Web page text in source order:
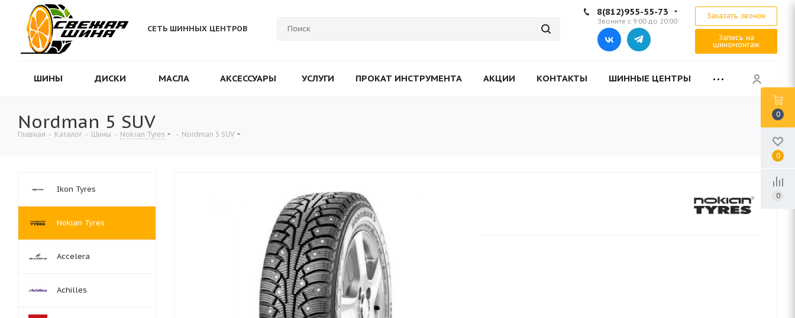
СЕТЬ ШИННЫХ ЦЕНТРОВ
8(812)955-55-73
Звоните с 9:00 до 20:00
Заказать звонок
Запись на
шиномонтаж
ШИНЫ ДИСКИ МАСЛА АКСЕССУАРЫ УСЛУГИ ПРОКАТ ИНСТРУМЕНТА АКЦИИ КОНТАКТЫ ШИННЫЕ ЦЕНТРЫ
Nordman 5 SUV
Главная - Каталог - Шины - Nokian Tyres - Nordman 5 SUV
Ikon Tyres
Nokian Tyres
Accelera
Achilles
0
0
0